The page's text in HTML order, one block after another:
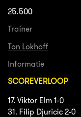
25.500
Trainer
Ton Lokhoff
Informatie
SCOREVERLOOP
17. Viktor Elm 1-0
31. Filip Djuricic 2-0